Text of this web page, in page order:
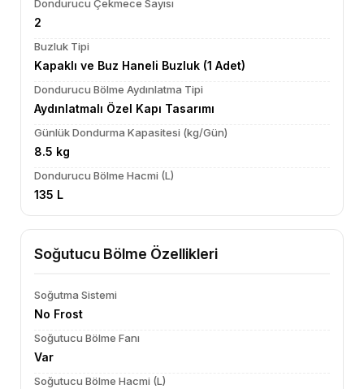
Dondurucu Çekmece Sayısı
2
Buzluk Tipi
Kapaklı ve Buz Haneli Buzluk (1 Adet)
Dondurucu Bölme Aydınlatma Tipi
Aydınlatmalı Özel Kapı Tasarımı
Günlük Dondurma Kapasitesi (kg/Gün)
8.5 kg
Dondurucu Bölme Hacmi (L)
135 L
Soğutucu Bölme Özellikleri
Soğutma Sistemi
No Frost
Soğutucu Bölme Fanı
Var
Soğutucu Bölme Hacmi (L)